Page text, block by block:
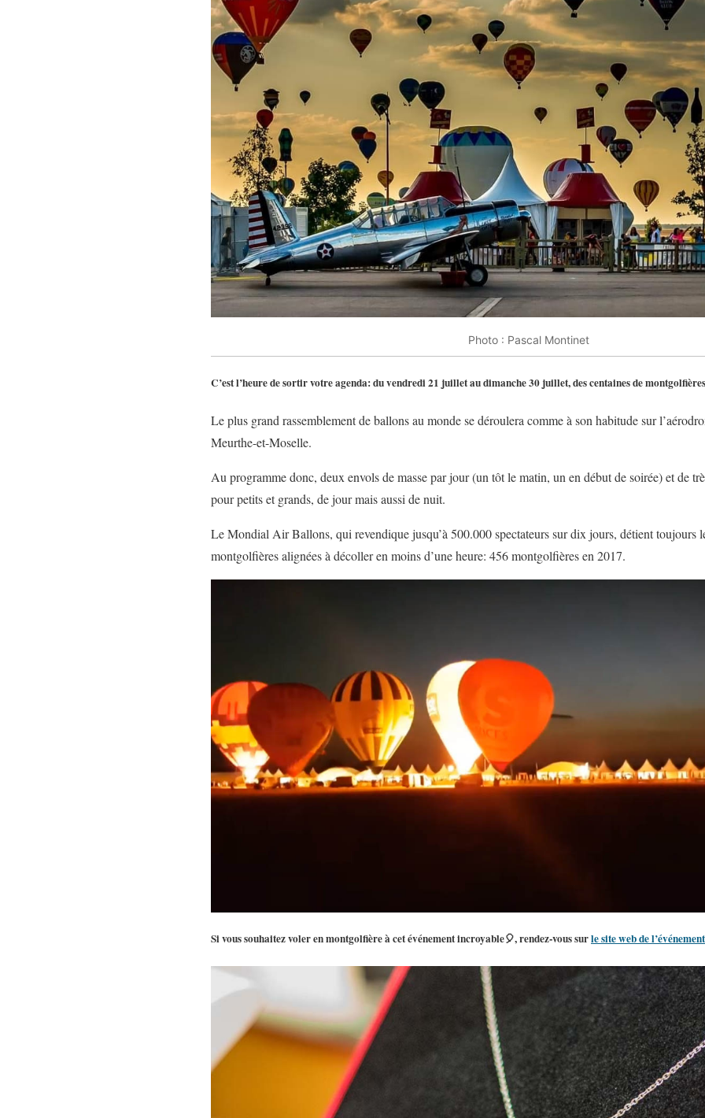
Photo : Pascal Montinet
C’est l’heure de sortir votre agenda: du vendredi 21 juillet au dimanche 30 juillet, des centaines de
Le plus grand rassemblement de ballons au monde se déroulera comme à son habitude sur
Meurthe-et-Moselle.
Au programme donc, deux envols de masse par jour (un tôt le matin, un en début de soirée) et de
pour petits et grands, de jour mais aussi de nuit.
Le Mondial Air Ballons, qui revendique jusqu’à 500.000 spectateurs sur dix jours, détient toujours
montgolfières alignées à décoller en moins d’une heure: 456 montgolfières en 2017.
Si vous souhaitez voler en montgolfière à cet événement incroyable🎈, rendez-vous surle site web de l’événement